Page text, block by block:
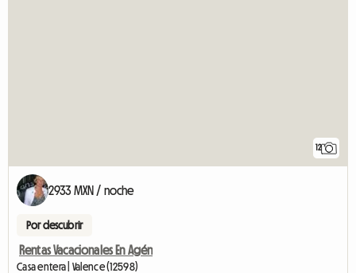
12
2933 MXN / noche
Por descubrir
Rentas Vacacionales En Agén
Casa entera | Valence (12598)